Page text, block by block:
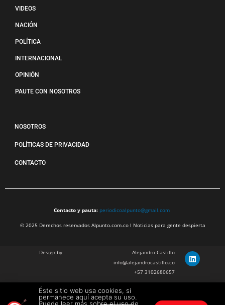
VIDEOS
NACIÓN
POLÍTICA
INTERNACIONAL
OPINIÓN
PAUTE CON NOSOTROS
NOSOTROS
POLÍTICAS DE PRIVACIDAD
CONTACTO
Contacto y pauta: periodicoalpunto@gmail.com
© 2025 Derechos reservados Alpunto.com.co l Noticias para gente despierta
Design by
Alejandro Castillo
info@alejandrocastillo.co
+57 3102680657
Julian Barragan Verano
julbarg@gmail.com
Éste sitio web usa cookies, si
permanece aquí acepta su uso.